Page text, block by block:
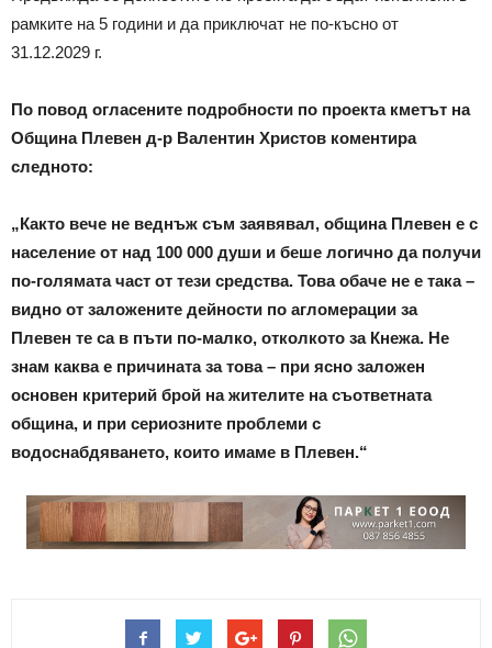
рамките на 5 години и да приключат не по-късно от
31.12.2029 г.
По повод огласените подробности по проекта кметът на
Община Плевен д-р Валентин Христов коментира
следното:
„Както вече не веднъж съм заявявал, община Плевен е с
население от над 100 000 души и беше логично да получи
по-голямата част от тези средства. Това обаче не е така –
видно от заложените дейности по агломерации за
Плевен те са в пъти по-малко, отколкото за Кнежа. Не
знам каква е причината за това – при ясно заложен
основен критерий брой на жителите на съответната
община, и при сериозните проблеми с
водоснабдяването, които имаме в Плевен.“